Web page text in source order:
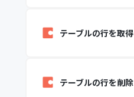
テーブルの行を取得
テーブルの行を削除